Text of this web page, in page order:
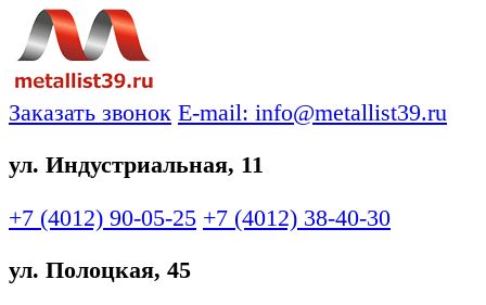
Заказать звонок E-mail: info@metallist39.ru
ул. Индустриальная, 11
+7 (4012) 90-05-25 +7 (4012) 38-40-30
ул. Полоцкая, 45